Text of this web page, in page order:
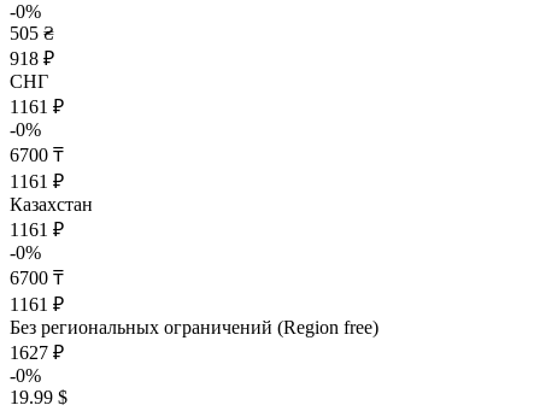
-0%
505 ₴
918 ₽
СНГ
1161 ₽
-0%
6700 ₸
1161 ₽
Казахстан
1161 ₽
-0%
6700 ₸
1161 ₽
Без региональных ограничений (Region free)
1627 ₽
-0%
19.99 $